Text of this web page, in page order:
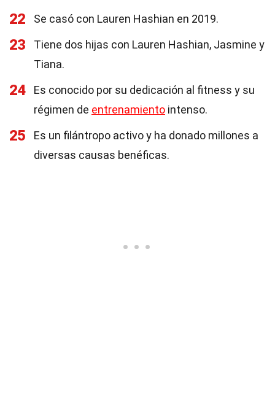
22 Se casó con Lauren Hashian en 2019.
23
Tiene dos hijas con Lauren Hashian, Jasmine y
Tiana.
24
Es conocido por su dedicación al fitness y su
régimen de entrenamiento intenso.
25
Es un filántropo activo y ha donado millones a
diversas causas benéficas.